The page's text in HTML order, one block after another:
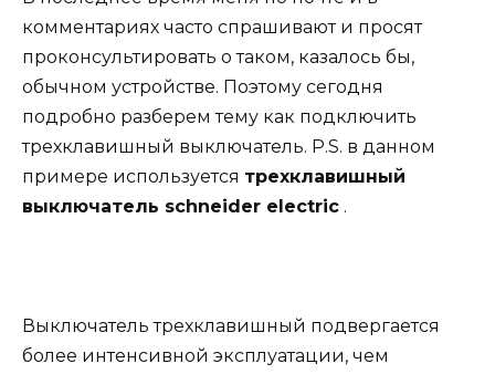
комментариях часто спрашивают и просят
проконсультировать о таком, казалось бы,
обычном устройстве. Поэтому сегодня
подробно разберем тему как подключить
трехклавишный выключатель. P.S. в данном
примере используется трехклавишный
выключатель schneider electric .
Выключатель трехклавишный подвергается
более интенсивной эксплуатации, чем